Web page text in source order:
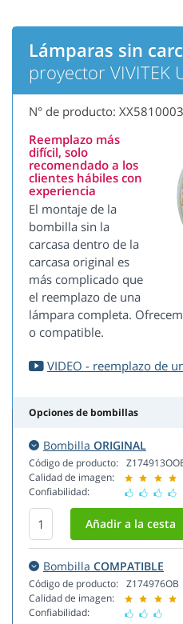
Lámparas sin
proyector VIVITEK
N° de producto:
Reemplazo más
difícil, solo
recomendado a los
clientes hábiles con
experiencia
El montaje de la
bombilla sin la
carcasa dentro de la
carcasa original es
más complicado que
el reemplazo de una
lámpara completa.
o compatible.
VIDEO - reemplazo de
Opciones de bombillas
Bombilla ORIGINAL
Código de producto:
Calidad de imagen:
Confiabilidad:
Bombilla COMPATIBLE
Código de producto:
Calidad de imagen:
Confiabilidad:
Z174976OB